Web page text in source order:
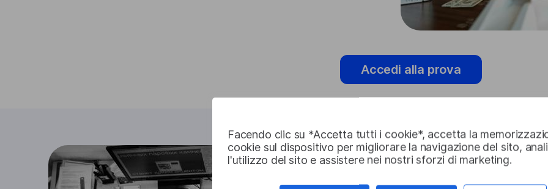
Facendo clic su *Accetta tutti i cookie*, accetta la
cookie sul dispositivo per migliorare la navigazione del sito,
l'utilizzo del sito e assistere nei nostri sforzi di marketing.
Accedi alla prova
Casi d'uso